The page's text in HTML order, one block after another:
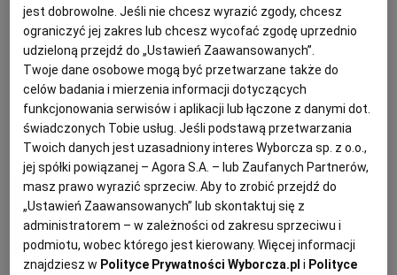
SOST, DIPY I INNE DODATKI
KUCHNIA INDYJSKA
KUCHNIA HISZPAŃSKA
KUCHNIA NIEMIECKA
GORZÓW WIELKOPOLSKI
KALISZ
KATOWICE
KIELCE
KOSZALIN
TYLKO ZDROWIE
KSIĄŻKI. MAGAZYN DO CZYTANIA
NASZA EUROPA
SŁÓWKA. MAGAZYN O JĘZYKU
JUTRONAUCI
ARCHIWUM
INNE SERWISY
GAZETA.PL
TOK FM
Nietypowe przepisy na tłusty
czwartek. Sięgnij po smaki sprzed
stu, a nawet dwustu lat!
BABKA DROŻDŻOWA CIASTKA DESERY FAWORKI
Magazyn Kuchnia
Tłusty czwartek. Jak upiec pączki i
inne słodkości
jest dobrowolne. Jeśli nie chcesz wyrazić zgody, chcesz
ograniczyć jej zakres lub chcesz wycofać zgodę uprzednio
udzieloną przejdź do „Ustawień Zaawansowanych”.
Twoje dane osobowe mogą być przetwarzane także do
celów badania i mierzenia informacji dotyczących
funkcjonowania serwisów i aplikacji lub łączone z danymi dot.
świadczonych Tobie usług. Jeśli podstawą przetwarzania
Twoich danych jest uzasadniony interes Wyborcza sp. z o.o.,
jej spółki powiązanej – Agora S.A. – lub Zaufanych Partnerów,
masz prawo wyrazić sprzeciw. Aby to zrobić przejdź do
„Ustawień Zaawansowanych” lub skontaktuj się z
administratorem – w zależności od zakresu sprzeciwu i
podmiotu, wobec którego jest kierowany. Więcej informacji
znajdziesz w Polityce Prywatności Wyborcza.pl i Polityce